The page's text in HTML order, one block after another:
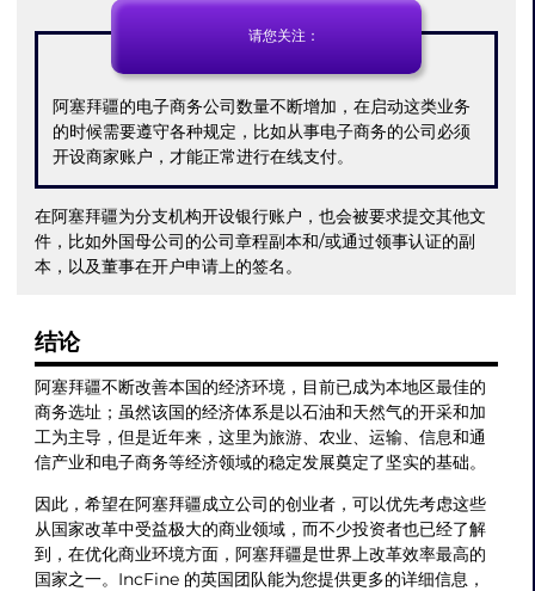
请您关注：
阿塞拜疆的电子商务公司数量不断增加，在启动这类业务
的时候需要遵守各种规定，比如从事电子商务的公司必须
开设商家账户，才能正常进行在线支付。
在阿塞拜疆为分支机构开设银行账户，也会被要求提交其他文
件，比如外国母公司的公司章程副本和/或通过领事认证的副
本，以及董事在开户申请上的签名。
结论
阿塞拜疆不断改善本国的经济环境，目前已成为本地区最佳的
商务选址；虽然该国的经济体系是以石油和天然气的开采和加
工为主导，但是近年来，这里为旅游、农业、运输、信息和通
信产业和电子商务等经济领域的稳定发展奠定了坚实的基础。
因此，希望在阿塞拜疆成立公司的创业者，可以优先考虑这些
从国家改革中受益极大的商业领域，而不少投资者也已经了解
到，在优化商业环境方面，阿塞拜疆是世界上改革效率最高的
国家之一。IncFine 的英国团队能为您提供更多的详细信息，